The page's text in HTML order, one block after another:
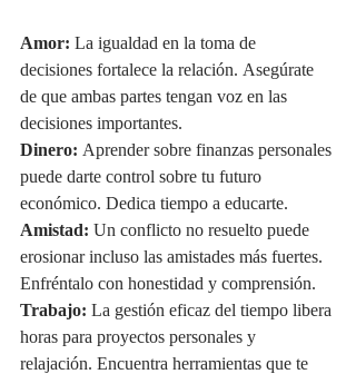
Amor: La igualdad en la toma de
decisiones fortalece la relación. Asegúrate
de que ambas partes tengan voz en las
decisiones importantes.
Dinero: Aprender sobre finanzas personales
puede darte control sobre tu futuro
económico. Dedica tiempo a educarte.
Amistad: Un conflicto no resuelto puede
erosionar incluso las amistades más fuertes.
Enfréntalo con honestidad y comprensión.
Trabajo: La gestión eficaz del tiempo libera
horas para proyectos personales y
relajación. Encuentra herramientas que te